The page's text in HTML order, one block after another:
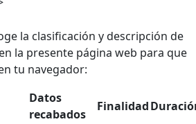
la clasificación y descripción de
la presente página web para que
tu navegador:
Datos
recabados
Finalidad